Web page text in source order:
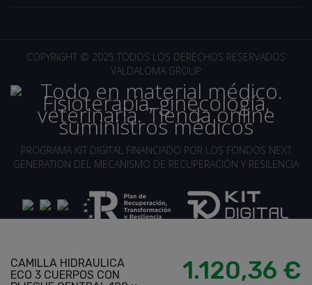
CAMILLA HIDRAULICA
ECO 3 CUERPOS CON
1.120,36 €
COPYRIGHT © 2025 TODOS LOS DERECHOS RESERVADOS
VALDALOMA GROUP
PROGRAMA KIT DIGITAL FINANCIADO POR LOS FONDOS NEXT
GENERATION DEL MECANISMO DE RECUPERACIÓN Y RESILENCIA
loadding...